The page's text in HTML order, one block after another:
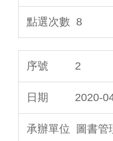
8
2
2020-
圖書管